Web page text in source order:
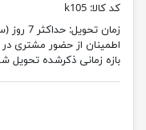
کد کالا: k105
زمان تحویل:
اطمینان از حضور مشتری
بازه زمانی ذکرشده